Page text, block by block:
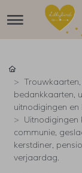
bedankkaarten,
uitnodigingen en
Uitnodigingen
communie,
kerstdiner,
verjaardag.